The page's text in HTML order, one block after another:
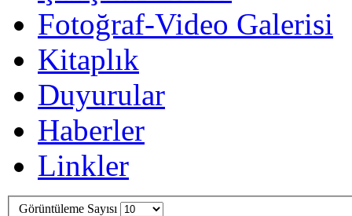
Fotoğraf-Video Galerisi
Kitaplık
Duyurular
Haberler
Linkler
Görüntüleme Sayısı